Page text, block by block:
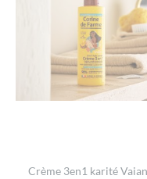
Crème 3en1 karité